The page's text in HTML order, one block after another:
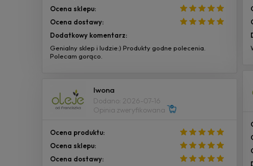
Ocena sklepu:
Ocena dostawy:
Dodatkowy komentarz:
Genialny sklep i ludzie:) Produkty godne polecenia.
Polecam gorąco.
Iwona
Dodano: 2026-07-16
Opinia zweryfikowana
Ocena produktu:
Ocena sklepu:
Ocena dostawy: